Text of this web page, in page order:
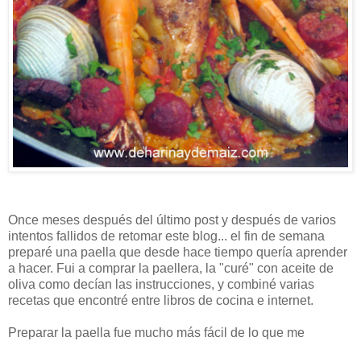
Once meses después del último post y después de varios
intentos fallidos de retomar este blog... el fin de semana
preparé una paella que desde hace tiempo quería aprender
a hacer. Fui a comprar la paellera, la "curé" con aceite de
oliva como decían las instrucciones, y combiné varias
recetas que encontré entre libros de cocina e internet.
Preparar la paella fue mucho más fácil de lo que me